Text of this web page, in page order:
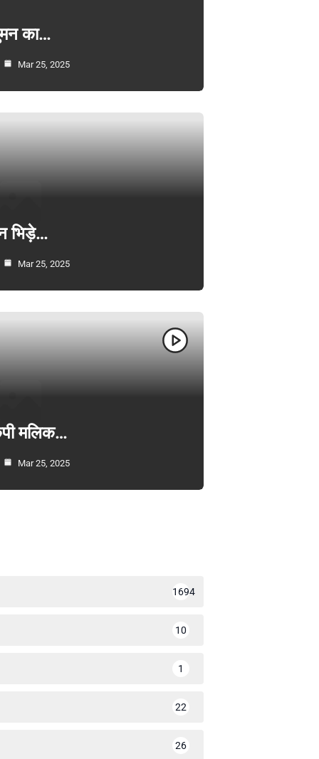
का…
Mar 25, 2025
भिड़े…
Mar 25, 2025
मलिक…
Mar 25, 2025
1694
10
1
22
26